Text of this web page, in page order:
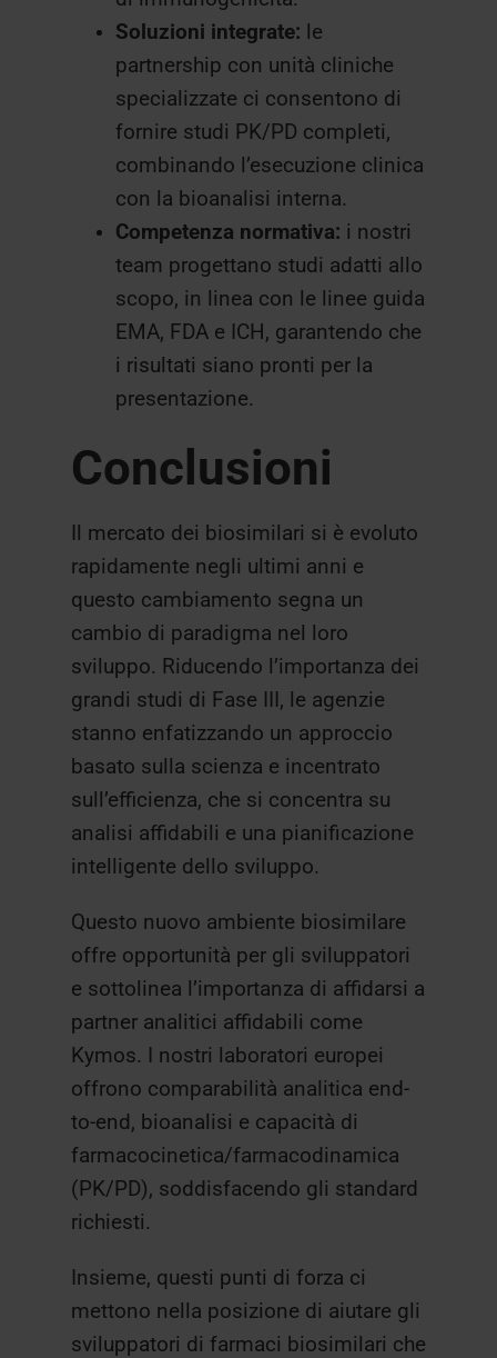
Soluzioni integrate: le
partnership con unità cliniche
specializzate ci consentono di
fornire studi PK/PD completi,
combinando l’esecuzione clinica
con la bioanalisi interna.
Competenza normativa: i nostri
team progettano studi adatti allo
scopo, in linea con le linee guida
EMA, FDA e ICH, garantendo che
i risultati siano pronti per la
presentazione.
Conclusioni
Il mercato dei biosimilari si è evoluto
rapidamente negli ultimi anni e
questo cambiamento segna un
cambio di paradigma nel loro
sviluppo. Riducendo l’importanza dei
grandi studi di Fase III, le agenzie
stanno enfatizzando un approccio
basato sulla scienza e incentrato
sull’efficienza, che si concentra su
analisi affidabili e una pianificazione
intelligente dello sviluppo.
Questo nuovo ambiente biosimilare
offre opportunità per gli sviluppatori
e sottolinea l’importanza di affidarsi a
partner analitici affidabili come
Kymos. I nostri laboratori europei
offrono comparabilità analitica end-
to-end, bioanalisi e capacità di
farmacocinetica/farmacodinamica
(PK/PD), soddisfacendo gli standard
richiesti.
Insieme, questi punti di forza ci
mettono nella posizione di aiutare gli
sviluppatori di farmaci biosimilari che